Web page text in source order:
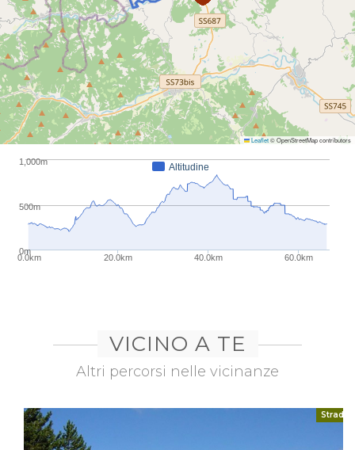
Leaflet© OpenStreetMap contributors
Altitudine
0.0km 20.0km 40.0km 60.0km
0m
500m
1,000m
VICINO A TE
Altri percorsi nelle vicinanze
Strada